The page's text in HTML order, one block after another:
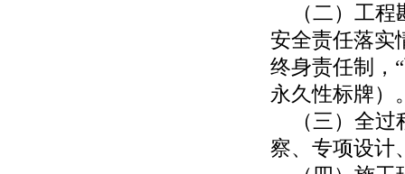
（二）工程
安全责任落实
终身责任制，
永久性标牌）
（三）全过
察、专项设计